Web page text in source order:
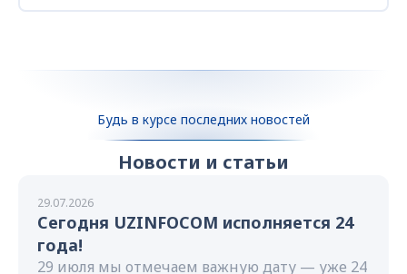
Будь в курсе последних новостей
Новости и статьи
29.07.2026
Сегодня UZINFOCOM исполняется 24
года!
29 июля мы отмечаем важную дату — уже 24